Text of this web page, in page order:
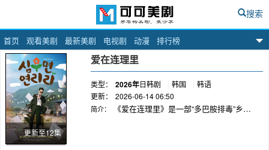
可可美剧网
首页 观看美剧 最新美剧 电视剧 动漫 排行榜
搜索
更新至12集
爱在连理里
类型： 2026年日韩剧 韩国
韩语
更新：
2026-06-14 06:50
简介：
《爱在连理里》是一部“多巴胺排毒”乡村